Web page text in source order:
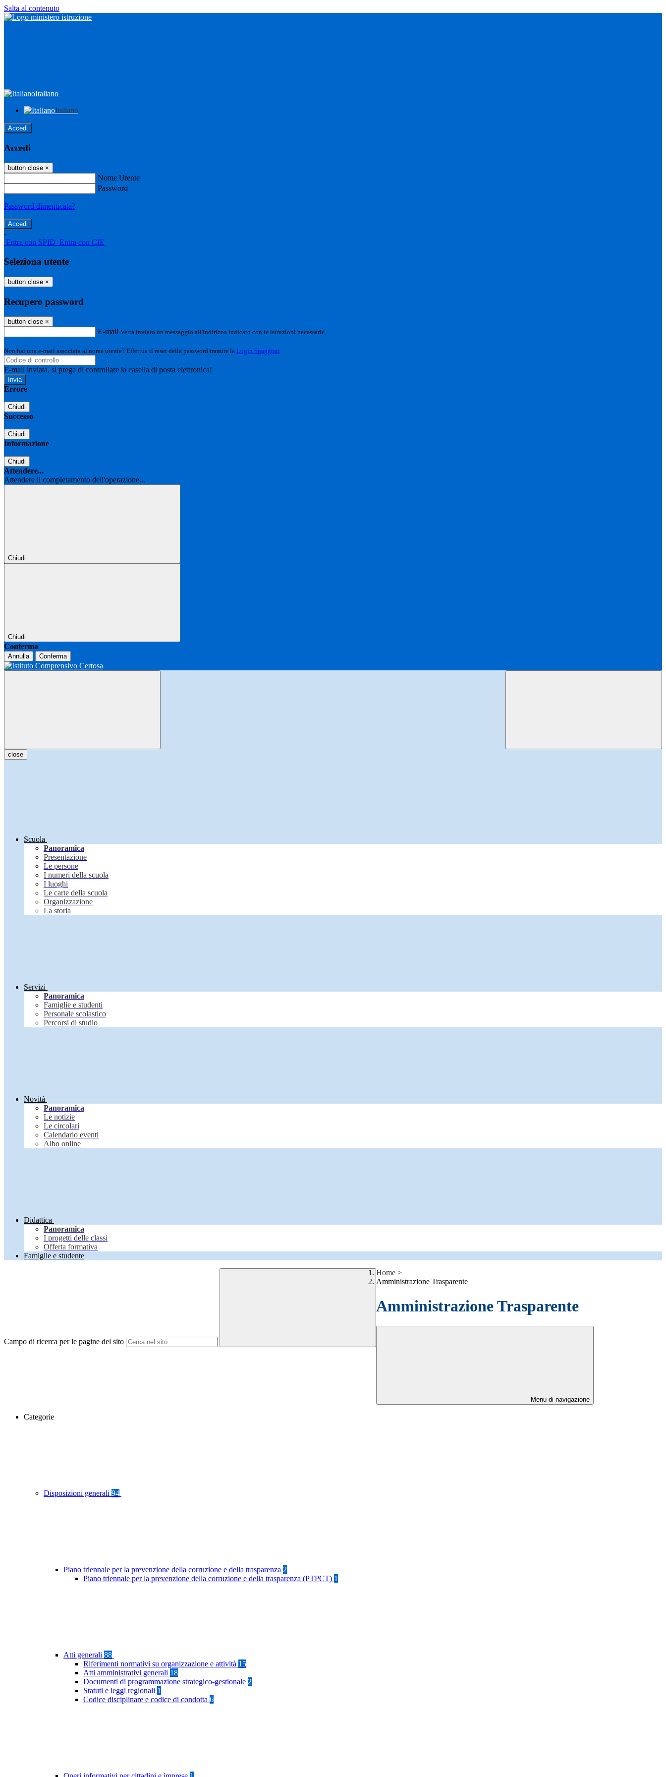
Salta al contenuto
Italiano
Italiano
Accedi
Accedi
button close ×
Nome Utente
Password
Password dimenticata?
-
Entra con SPID Entra con CIE
Seleziona utente
button close ×
Recupero password
button close ×
E-mail Verrà inviato un messaggio all'indirizzo indicato con le istruzioni necessarie.
Non hai una e-mail associata al nome utente? Effettua il reset della password tramite la Login Spaggiari
E-mail inviata, si prega di controllare la casella di posta elettronica!
Errore
Chiudi
Successo
Chiudi
Informazione
Chiudi
Attendere...
Attendere il completamento dell'operazione...
Chiudi
Chiudi
Conferma
Annulla Conferma
close
Scuola
Panoramica
Presentazione
Le persone
I numeri della scuola
I luoghi
Le carte della scuola
Organizzazione
La storia
Servizi
Panoramica
Famiglie e studenti
Personale scolastico
Percorsi di studio
Novità
Panoramica
Le notizie
Le circolari
Calendario eventi
Albo online
Didattica
Panoramica
I progetti delle classi
Offerta formativa
Famiglie e studente
Campo di ricerca per le pagine del sito
Home >
Amministrazione Trasparente
Amministrazione Trasparente
Menu di navigazione
Categorie
Disposizioni generali 94
Piano triennale per la prevenzione della corruzione e della trasparenza 2
Piano triennale per la prevenzione della corruzione e della trasparenza (PTPCT) 1
Atti generali 88
Riferimenti normativi su organizzazione e attività 15
Atti amministrativi generali 18
Documenti di programmazione strategico-gestionale 2
Statuti e leggi regionali 1
Codice disciplinare e codice di condotta 6